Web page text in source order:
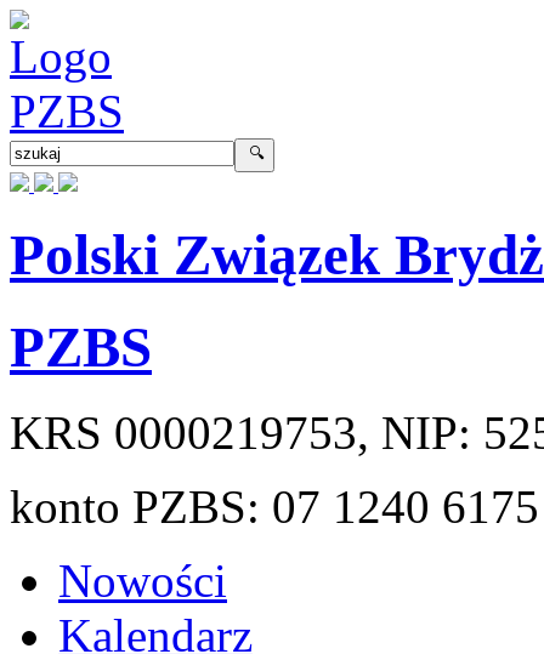
Polski Związek
PZBS
KRS 0000219753, NIP:
konto PZBS: 07 1240
Nowości
Kalendarz